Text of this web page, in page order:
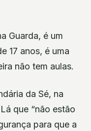
Guarda, é um
17 anos, é uma
não tem aulas.
da Sé, na
que “não estão
para que a